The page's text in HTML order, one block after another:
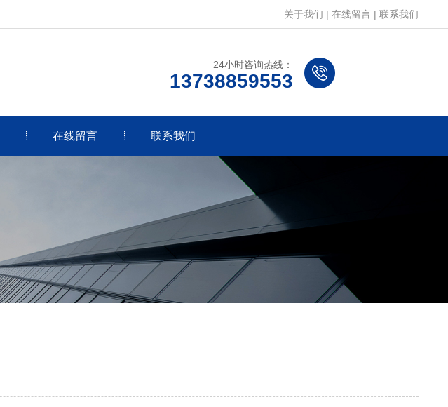
关于我们 | 在线留言 | 联系我们
24小时咨询热线：
13738859553
在线留言 联系我们